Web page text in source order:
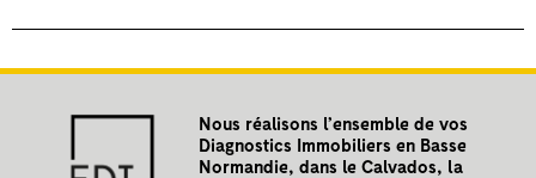
Nous réalisons l’ensemble de vos
Diagnostics Immobiliers en Basse
Normandie, dans le Calvados, la